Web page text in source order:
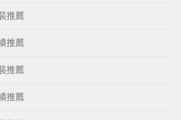
推薦
推薦
推薦
推薦